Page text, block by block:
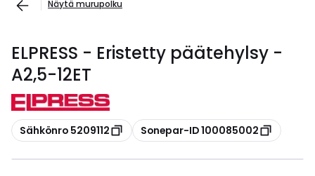
Näytä murupolku
ELPRESS - Eristetty päätehylsy -
A2,5-12ET
Kopioi
Sähkönro 5209112 Kopioi
Sonepar-ID 100085002